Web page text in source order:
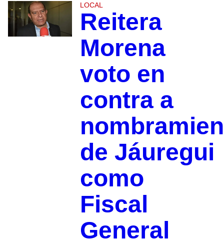
LOCAL
Reitera
Morena
voto en
contra a
de Jáuregui
como
Fiscal
General